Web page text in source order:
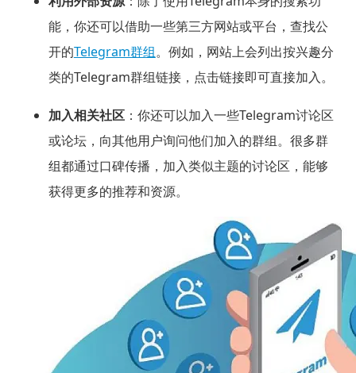
能，你还可以借助一些第三方网站或平台，查找公
开的Telegram群组。例如，网站上会列出按兴趣分
类的Telegram群组链接，点击链接即可直接加入。
加入相关社区：你还可以加入一些Telegram讨论区
或论坛，向其他用户询问他们加入的群组。很多群
组都通过口碑传播，加入类似主题的讨论区，能够
获得更多的推荐和资源。